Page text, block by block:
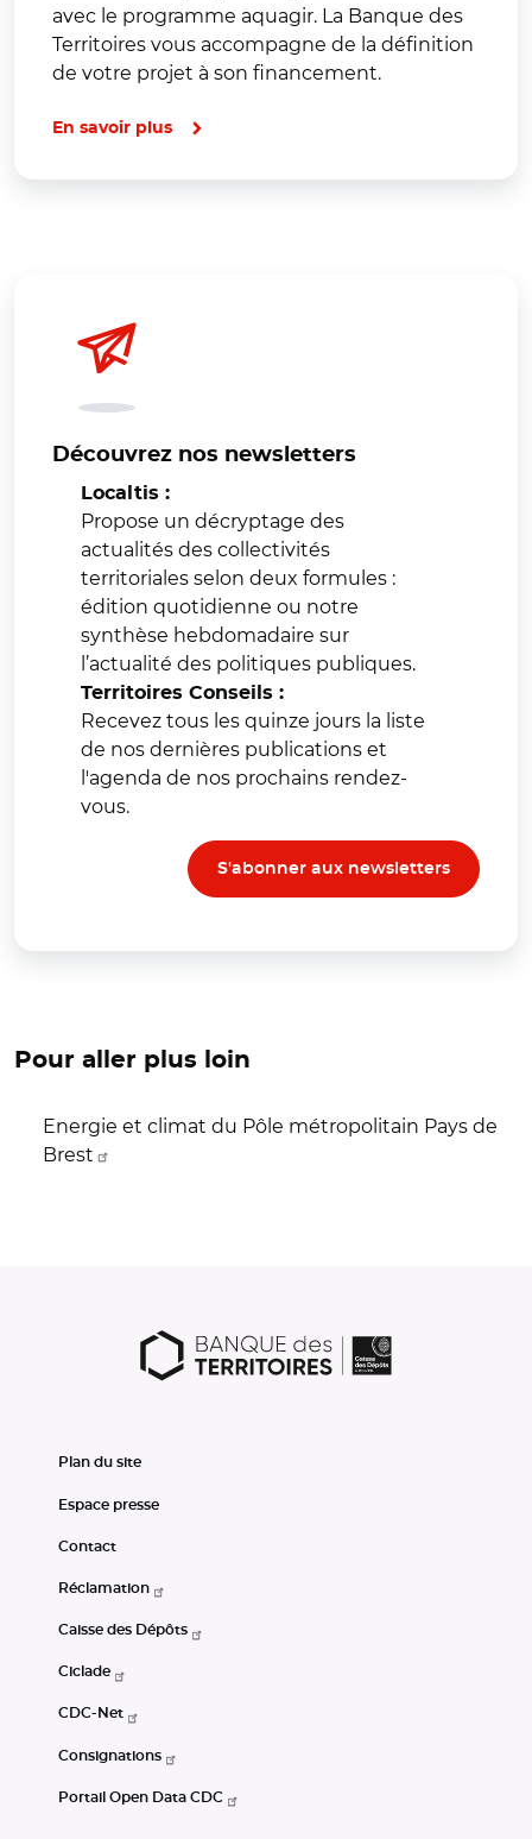
avec le programme aquagir. La Banque des
Territoires vous accompagne de la définition
de votre projet à son financement.
En savoir plus
Découvrez nos newsletters
Localtis :
Propose un décryptage des
actualités des collectivités
territoriales selon deux formules :
édition quotidienne ou notre
synthèse hebdomadaire sur
l’actualité des politiques publiques.
Territoires Conseils :
Recevez tous les quinze jours la liste
de nos dernières publications et
l'agenda de nos prochains rendez-
vous.
S'abonner aux newsletters
Pour aller plus loin
Energie et climat du Pôle métropolitain Pays de
Brest
Plan du site
Espace presse
Contact
Réclamation
Caisse des Dépôts
Ciclade
CDC-Net
Consignations
Portail Open Data CDC